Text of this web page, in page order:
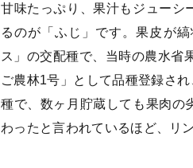
甘味たっぷり、果汁もジューシ
るのが「ふじ」です。果皮が
ス」の交配種で、当時の農水省
ご農林1号」として品種登録さ
種で、数ヶ月貯蔵しても果肉の
わったと言われているほど、リ